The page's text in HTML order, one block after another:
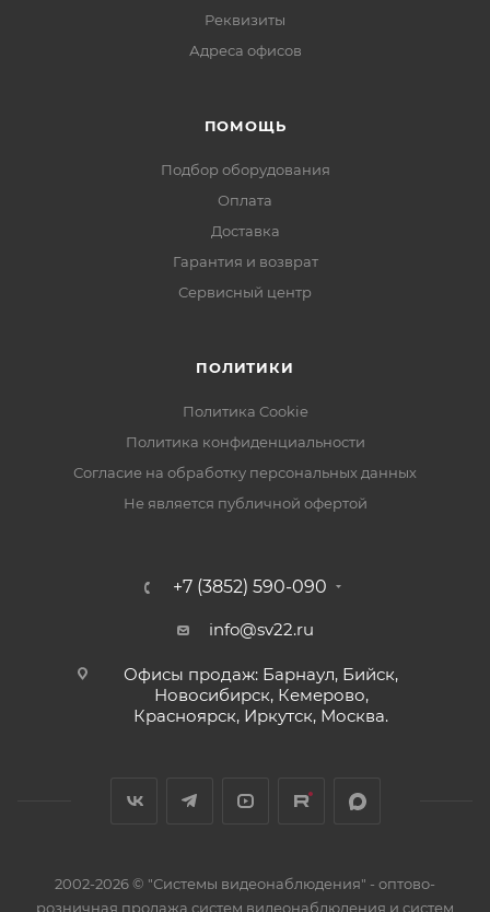
Реквизиты
Адреса офисов
ПОМОЩЬ
Подбор оборудования
Оплата
Доставка
Гарантия и возврат
Сервисный центр
ПОЛИТИКИ
Политика Cookie
Политика конфиденциальности
Согласие на обработку персональных данных
Не является публичной офертой
+7 (3852) 590-090
info@sv22.ru
Офисы продаж: Барнаул, Бийск,
Новосибирск, Кемерово,
Красноярск, Иркутск, Москва.
2002-2026 © "Системы видеонаблюдения" - оптово-
розничная продажа систем видеонаблюдения и систем